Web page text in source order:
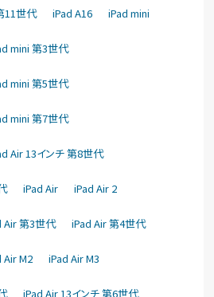
11世代 iPad A16 iPad mini
mini 第3世代
mini 第5世代
mini 第7世代
Air 13インチ 第8世代
iPad Air iPad Air 2
Air 第3世代 iPad Air 第4世代
Air M2 iPad Air M3
iPad Air 13インチ 第6世代